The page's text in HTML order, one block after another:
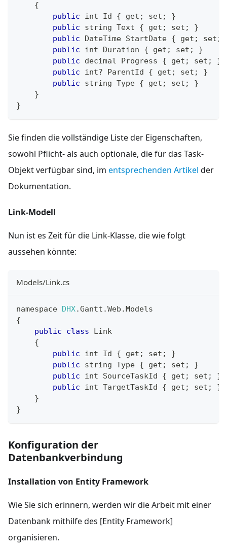
{
public int Id { get ; set ;
}
public string Text { get ; set ;
}
public
DateTime StartDate { get ; set ;
public int Duration { get ; set ;
}
public decimal Progress { get ; set ;
}
public int? ParentId { get ; set ;
}
public string Type { get ; set ;
}
}
}
Sie finden die vollständige Liste der Eigenschaften,
sowohl Pflicht- als auch optionale, die für das Task-
Objekt verfügbar sind, im entsprechenden Artikel der
Dokumentation.
Link-Modell
Nun ist es Zeit für die Link-Klasse, die wie folgt
aussehen könnte:
Models/Link.cs
namespace DHX.Gantt .Web .Models
{
public
class
Link
{
public int Id { get ; set ;
}
public string Type { get ; set ;
}
public int SourceTaskId { get ; set ;
}
public int TargetTaskId { get ; set ;
}
}
}
Konfiguration der
Datenbankverbindung
Installation von Entity Framework
Wie Sie sich erinnern, werden wir die Arbeit mit einer
Datenbank mithilfe des [Entity Framework]
organisieren.